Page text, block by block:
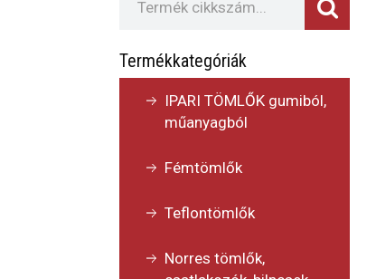
Termékkategóriák
IPARI TÖMLŐK gumiból,
műanyagból
Fémtömlők
Teflontömlők
Norres tömlők,